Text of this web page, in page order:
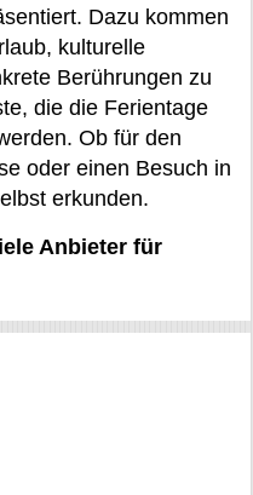
Dazu kommen
kulturelle
Berührungen zu
die die Ferientage
Ob für den
oder einen Besuch in
erkunden.
Anbieter für